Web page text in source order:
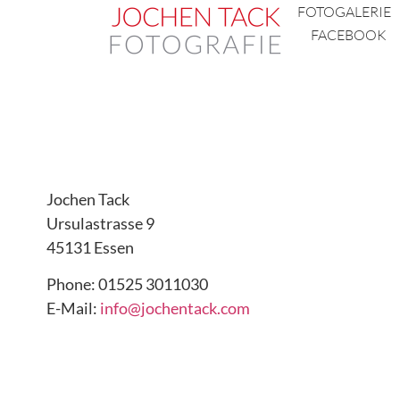
FOTOGALERIE
FACEBOOK
Jochen Tack
Ursulastrasse 9
45131 Essen
Phone: 01525 3011030
E-Mail: info@jochentack.com